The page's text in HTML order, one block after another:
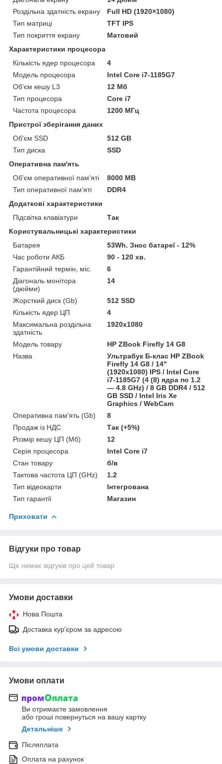
Роздільна здатність екрану
Full HD (1920×1080)
Тип матриці
TFT IPS
Тип покриття екрану
Матовий
Характеристики процесора
Кількість ядер процесора
4
Модель процесора
Intel Core i7-1185G7
Об'єм кешу L3
12 Мб
Тип процесора
Core i7
Частота процесора
1200 МГц
Пристрої зберігання даних
Об'єм SSD
512 GB
Тип диска
SSD
Оперативна пам'ять
Об'єм оперативної пам'яті
8000 MB
Тип оперативної пам'яті
DDR4
Додаткові характеристики
Підсвітка клавіатури
Так
Користувальницькі характеристики
Батарея
53Wh. Знос батареї - 12%
Час роботи АКБ
90 - 120 хв.
Гарантійний термін, міс.
6
Діагональ монітора
(дюйми)
14
Жорсткий диск (Gb)
512 SSD
Кількість ядер ЦП
4
Максимальна роздільна
здатність
1920x1080
Модель товару
HP ZBook Firefly 14 G8
Назва
Ультрабук Б-клас HP ZBook
Firefly 14 G8 / 14"
(1920x1080) IPS / Intel Core
i7-1185G7 (4 (8) ядра по 1.2
— 4.8 GHz) / 8 GB DDR4 / 512
GB SSD / Intel Iris Xe
Graphics / WebCam
Оперативна пам'ять (Gb)
8
Продаж із НДС
Так (+5%)
Розмір кешу ЦП (Мб)
12
Серія процесора
Intel Core i7
Стан товару
б/в
Тактова частота ЦП (GHz)
1.2
Тип відеокарти
Інтегрована
Тип гарантії
Магазин
Приховати
Відгуки про товар
Ще немає відгуків про цей товар
Умови доставки
Нова Пошта
Доставка кур'єром за адресою
Всі умови доставки
Умови оплати
Ви отримаєте замовлення
або гроші повернуться на вашу картку
Детальніше
Післяплата
Оплата на рахунок